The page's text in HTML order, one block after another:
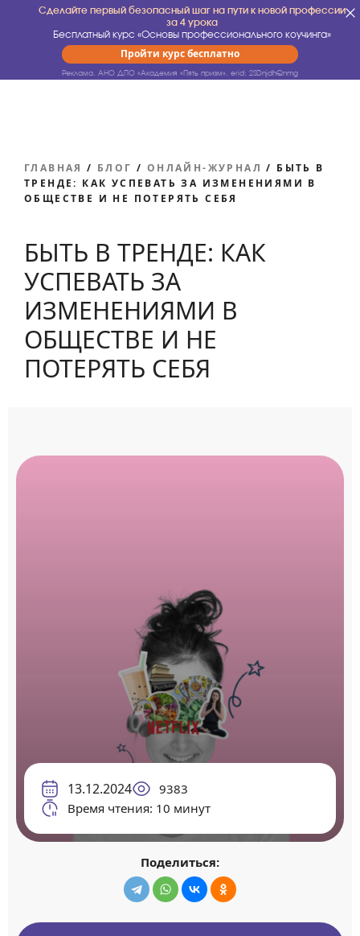
Сделайте первый безопасный шаг на пути к новой профессии
за 4 урока
Бесплатный курс «Основы профессионального коучинга»
Пройти курс бесплатно
Реклама. АНО ДПО «Академия «Пять призм». erid: 2SDnjdhQnmg
ГЛАВНАЯ / БЛОГ / ОНЛАЙН-ЖУРНАЛ / БЫТЬ В
ТРЕНДЕ: КАК УСПЕВАТЬ ЗА ИЗМЕНЕНИЯМИ В
ОБЩЕСТВЕ И НЕ ПОТЕРЯТЬ СЕБЯ
БЫТЬ В ТРЕНДЕ: КАК
УСПЕВАТЬ ЗА
ИЗМЕНЕНИЯМИ В
ОБЩЕСТВЕ И НЕ
ПОТЕРЯТЬ СЕБЯ
13.12.2024
9383
Время чтения: 10 минут
Поделиться: